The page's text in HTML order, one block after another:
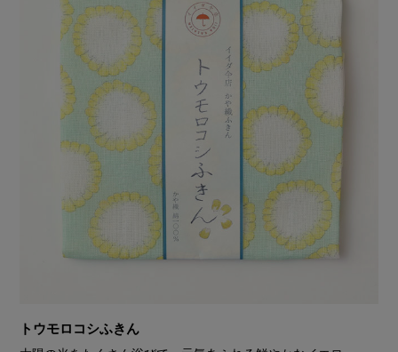
トウモロコシふきん